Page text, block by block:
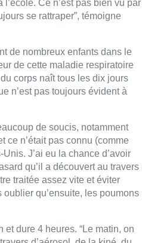
qu’il a découvert au travers
traitée assez vite et éviter
qu’ensuite, les poumons
dure 4 heures. “Le matin, on
d’aérosol, de la kiné, du
doit répéter”, ce protocole.
de chaussettes. Des
puisque l’artiste Princesse
de mettre son œuvre
de l’Association Muco
2023. La nouvelle
sur
prix de 10 euros. L’intégralité
sera consacrée à la